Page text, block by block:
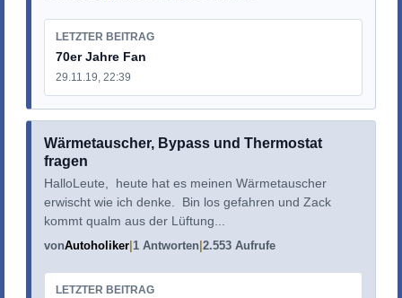
LETZTER BEITRAG
70er Jahre Fan
29.11.19, 22:39
Wärmetauscher, Bypass und Thermostat
fragen
HalloLeute, heute hat es meinen Wärmetauscher
erwischt wie ich denke. Bin los gefahren und Zack
kommt qualm aus der Lüftung...
vonAutoholiker 1 Antworten 2.553 Aufrufe
LETZTER BEITRAG